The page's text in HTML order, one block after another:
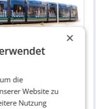
×
die
Website zu
Nutzung